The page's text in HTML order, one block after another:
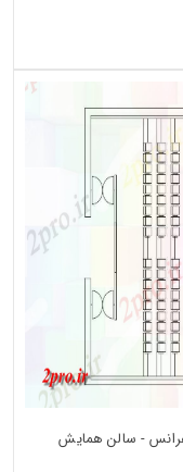
- سالن همایش